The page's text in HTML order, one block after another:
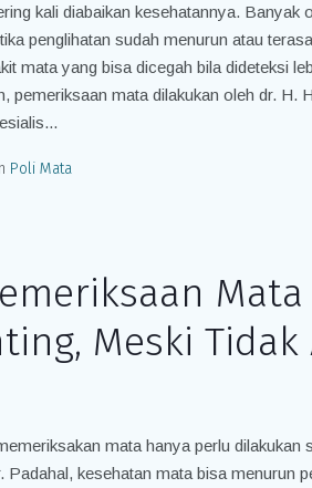
kali diabaikan kesehatannya. Banyak
penglihatan sudah menurun atau
mata yang bisa dicegah bila dideteksi
pemeriksaan mata dilakukan oleh dr. H.
Poli Mata
Mata
Meski Tidak
mata hanya perlu dilakukan
Padahal, kesehatan mata bisa menurun